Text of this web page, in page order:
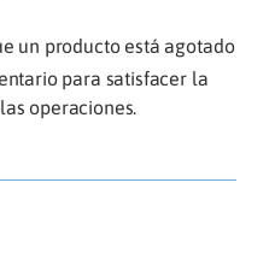
un producto está agotado
para satisfacer la
operaciones.